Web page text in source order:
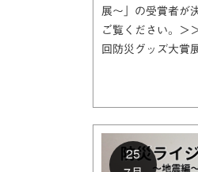
展〜」の受賞者が
ご覧ください。＞
回防災グッズ⼤賞
25